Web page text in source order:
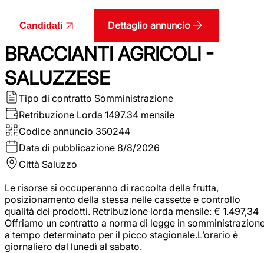
Candidati Dettaglio annuncio
BRACCIANTI AGRICOLI -
SALUZZESE
Tipo di contratto Somministrazione
Retribuzione Lorda 1497.34 mensile
Codice annuncio 350244
Data di pubblicazione 8/8/2026
Città Saluzzo
Le risorse si occuperanno di raccolta della frutta,
posizionamento della stessa nelle cassette e controllo
qualità dei prodotti. Retribuzione lorda mensile: € 1.497,34
Offriamo un contratto a norma di legge in
a tempo determinato per il picco stagionale.L’orario è
giornaliero dal lunedì al sabato.